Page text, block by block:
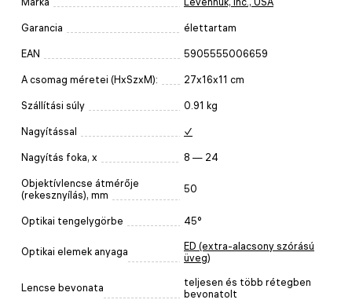
Garancia élettartam
EAN 5905555006659
A csomag méretei (HxSzxM): 27x16x11 cm
Szállítási súly 0.91 kg
Nagyítással ✓
Nagyítás foka, x 8 — 24
Objektívlencse átmérője
(rekesznyílás), mm
50
Optikai tengelygörbe 45°
Optikai elemek anyaga
ED (extra-alacsony szórású
üveg)
Lencse bevonata
teljesen és több rétegben
bevonatolt